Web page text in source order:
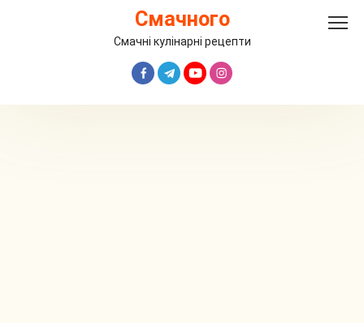
Смачного
Смачні кулінарні рецепти